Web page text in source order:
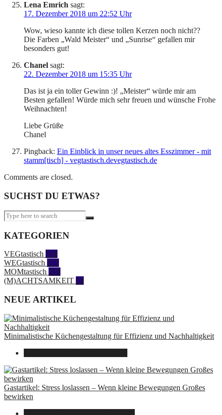
Lena Emrich sagt:
17. Dezember 2018 um 22:52 Uhr
Wow, wieso kannte ich diese tollen Kerzen noch nicht??
Die Farben „Wald Meister“ und „Sunrise“ gefallen mir
besonders gut!
Chanel sagt:
22. Dezember 2018 um 15:35 Uhr
Das ist ja ein toller Gewinn :)! „Meister“ würde mir am
Besten gefallen! Würde mich sehr freuen und wünsche Frohe
Weihnachten!
Liebe Grüße
Chanel
Pingback: Ein Einblick in unser neues altes Esszimmer - mit
stamm[tisch] - vegtastisch.devegtastisch.de
Comments are closed.
SUCHST DU ETWAS?
KATEGORIEN
VEGtastisch 558
WEGtastisch 171
MOMtastisch 328
(M)ACHTSAMKEIT 28
NEUE ARTIKEL
Minimalistische Küchengestaltung für Effizienz und Nachhaltigkeit
Gastartikel: Stress loslassen – Wenn kleine Bewegungen Großes
bewirken